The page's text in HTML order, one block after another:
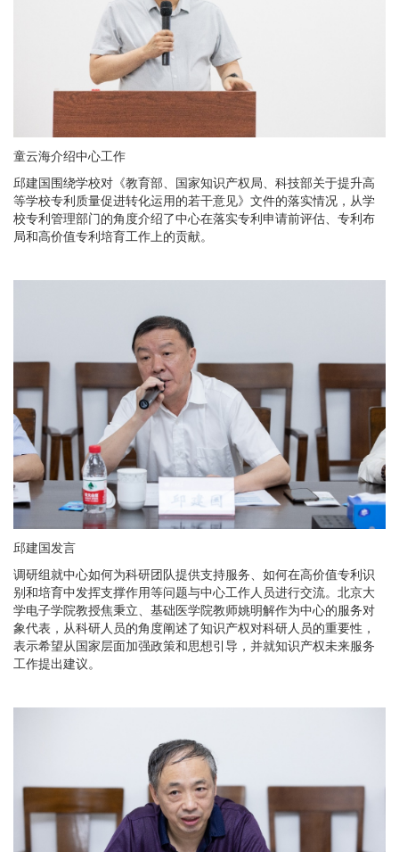
童云海介绍中心工作
邱建国围绕学校对《教育部、国家知识产权局、科技部关于提升高
等学校专利质量促进转化运用的若干意见》文件的落实情况，从学
校专利管理部门的角度介绍了中心在落实专利申请前评估、专利布
局和高价值专利培育工作上的贡献。
邱建国发言
调研组就中心如何为科研团队提供支持服务、如何在高价值专利识
别和培育中发挥支撑作用等问题与中心工作人员进行交流。北京大
学电子学院教授焦秉立、基础医学院教师姚明解作为中心的服务对
象代表，从科研人员的角度阐述了知识产权对科研人员的重要性，
表示希望从国家层面加强政策和思想引导，并就知识产权未来服务
工作提出建议。